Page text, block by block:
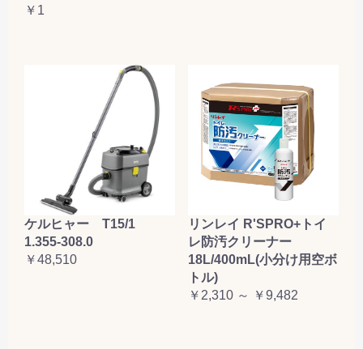
￥1
ケルヒャー T15/1
1.355-308.0
￥48,510
リンレイ R'SPRO+トイ
レ防汚クリーナー
18L/400mL(小分け用空ボ
トル)
￥2,310 ～ ￥9,482